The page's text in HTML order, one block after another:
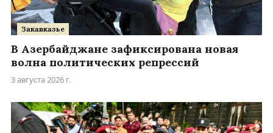
Закавказье
В Азербайджане зафиксирована новая
волна политических репрессий
3 августа 2026 г.